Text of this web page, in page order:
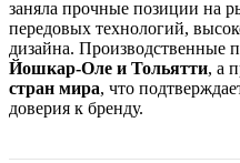
заняла прочные позиции на
передовых технологий,
дизайна. Производственные
Йошкар-Оле и Тольятти, а
стран мира, что
доверия к бренду.